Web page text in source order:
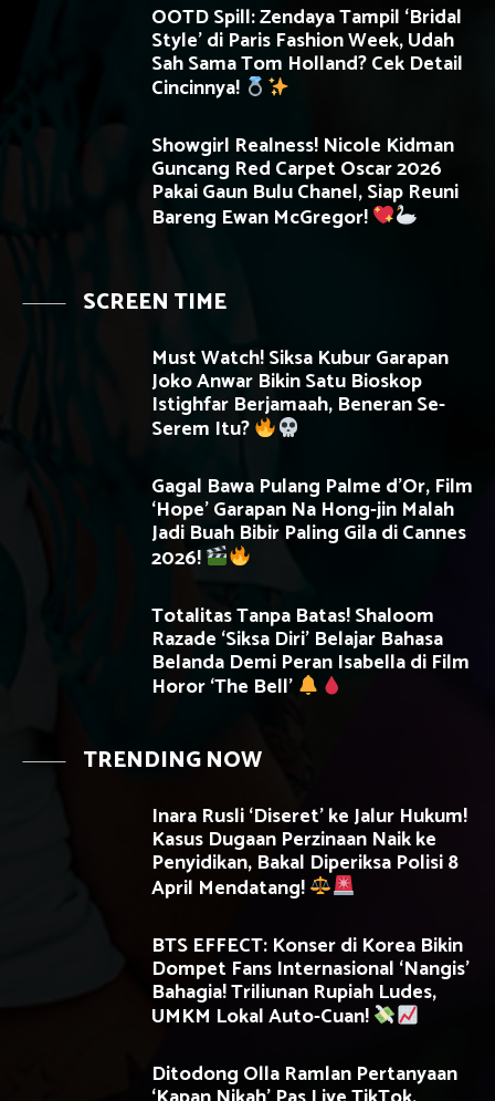
OOTD Spill: Zendaya Tampil ‘Bridal
Style’ di Paris Fashion Week, Udah
Sah Sama Tom Holland? Cek Detail
Cincinnya!
Showgirl Realness! Nicole Kidman
Guncang Red Carpet Oscar 2026
Pakai Gaun Bulu Chanel, Siap Reuni
Bareng Ewan McGregor!
SCREEN TIME
Must Watch! Siksa Kubur Garapan
Joko Anwar Bikin Satu Bioskop
Istighfar Berjamaah, Beneran Se-
Serem Itu?
Gagal Bawa Pulang Palme d’Or, Film
‘Hope’ Garapan Na Hong-jin Malah
Jadi Buah Bibir Paling Gila di Cannes
2026!
Totalitas Tanpa Batas! Shaloom
Razade ‘Siksa Diri’ Belajar Bahasa
Belanda Demi Peran Isabella di Film
Horor ‘The Bell’
TRENDING NOW
Inara Rusli ‘Diseret’ ke Jalur Hukum!
Kasus Dugaan Perzinaan Naik ke
Penyidikan, Bakal Diperiksa Polisi 8
April Mendatang!
BTS EFFECT: Konser di Korea Bikin
Dompet Fans Internasional ‘Nangis’
Bahagia! Triliunan Rupiah Ludes,
UMKM Lokal Auto-Cuan!
Ditodong Olla Ramlan Pertanyaan